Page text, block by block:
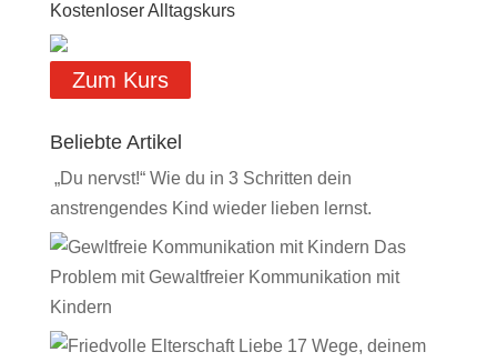
Kostenloser Alltagskurs
Zum Kurs
Beliebte Artikel
„Du nervst!“ Wie du in 3 Schritten dein
anstrengendes Kind wieder lieben lernst.
Das
Problem mit Gewaltfreier Kommunikation mit
Kindern
17 Wege, deinem